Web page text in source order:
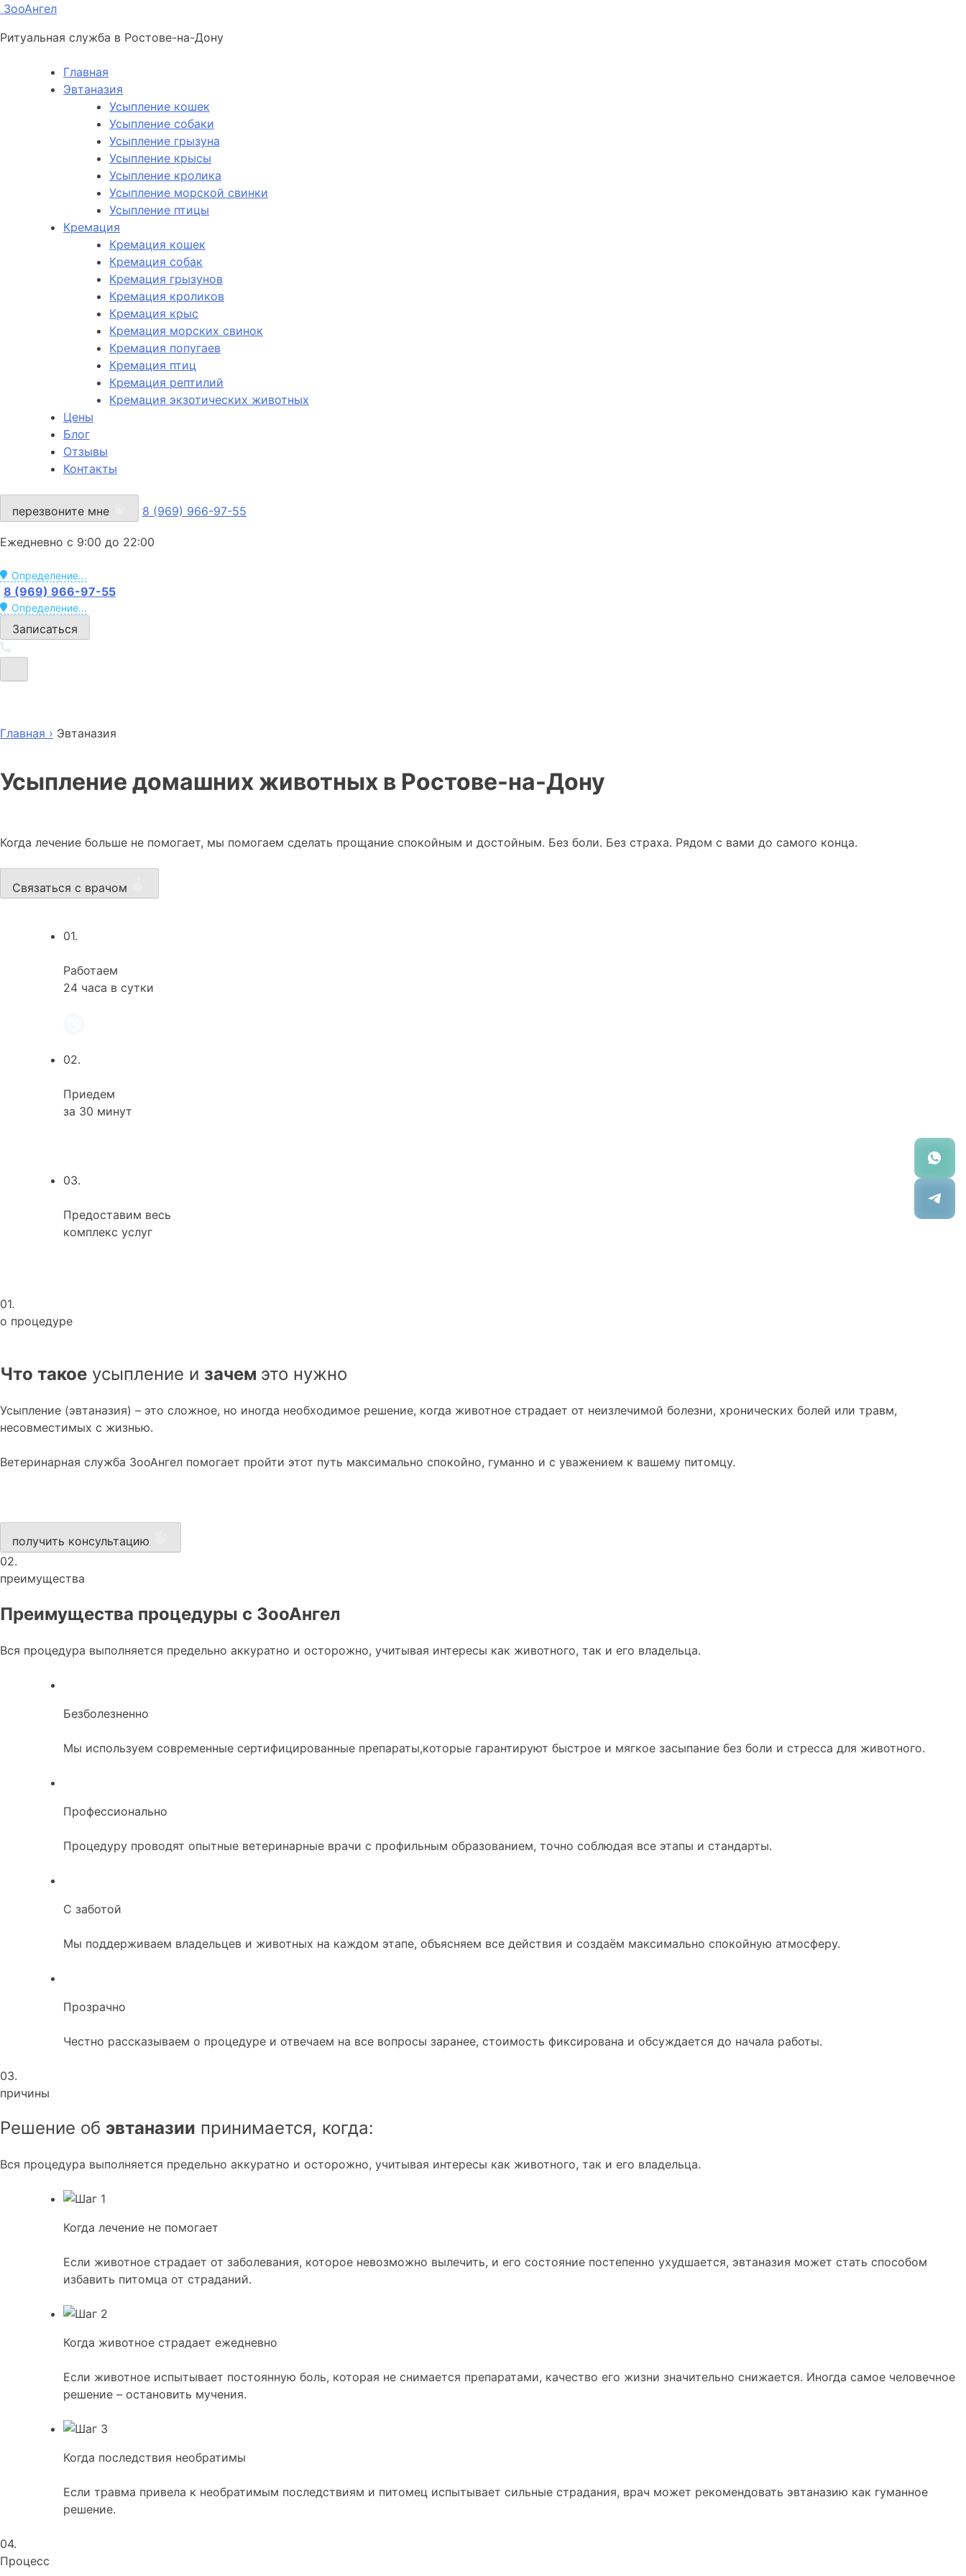
ЗооАнгел
Ритуальная служба в Ростове-на-Дону
Главная
Эвтаназия
Усыпление кошек
Усыпление собаки
Усыпление грызуна
Усыпление крысы
Усыпление кролика
Усыпление морской свинки
Усыпление птицы
Кремация
Кремация кошек
Кремация собак
Кремация грызунов
Кремация кроликов
Кремация крыс
Кремация морских свинок
Кремация попугаев
Кремация птиц
Кремация рептилий
Кремация экзотических животных
Цены
Блог
Отзывы
Контакты
перезвоните мне 8 (969) 966-97-55
Ежедневно с 9:00 до 22:00
Определение...
8 (969) 966-97-55
Определение...
Записаться
Главная › Эвтаназия
Усыпление домашних животных в Ростове-на-Дону
Когда лечение больше не помогает, мы помогаем сделать прощание спокойным и достойным. Без боли. Без страха. Рядом с вами до самого конца.
Связаться с врачом
01.
Работаем
24 часа в сутки
02.
Приедем
за 30 минут
03.
Предоставим весь
комплекс услуг
01.
о процедуре
Что такое усыпление и зачем это нужно
Усыпление (эвтаназия) – это сложное, но иногда необходимое решение, когда животное страдает от неизлечимой болезни, хронических болей или травм,
несовместимых с жизнью.
Ветеринарная служба ЗооАнгел помогает пройти этот путь максимально спокойно, гуманно и с уважением к вашему питомцу.
получить консультацию
02.
преимущества
Преимущества процедуры с ЗооАнгел
Вся процедура выполняется предельно аккуратно и осторожно, учитывая интересы как животного, так и его владельца.
Безболезненно
Мы используем современные сертифицированные препараты,которые гарантируют быстрое и мягкое засыпание без боли и стресса для животного.
Профессионально
Процедуру проводят опытные ветеринарные врачи с профильным образованием, точно соблюдая все этапы и стандарты.
С заботой
Мы поддерживаем владельцев и животных на каждом этапе, объясняем все действия и создаём максимально спокойную атмосферу.
Прозрачно
Честно рассказываем о процедуре и отвечаем на все вопросы заранее, стоимость фиксирована и обсуждается до начала работы.
03.
причины
Решение об эвтаназии принимается, когда:
Вся процедура выполняется предельно аккуратно и осторожно, учитывая интересы как животного, так и его владельца.
Когда лечение не помогает
Если животное страдает от заболевания, которое невозможно вылечить, и его состояние постепенно ухудшается, эвтаназия может стать способом
избавить питомца от страданий.
Когда животное страдает ежедневно
Если животное испытывает постоянную боль, которая не снимается препаратами, качество его жизни значительно снижается. Иногда самое человечное
решение – остановить мучения.
Когда последствия необратимы
Если травма привела к необратимым последствиям и питомец испытывает сильные страдания, врач может рекомендовать эвтаназию как гуманное
решение.
04.
Процесс